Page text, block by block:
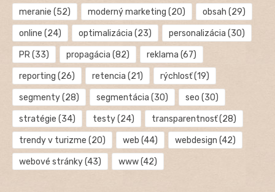
meranie (52) moderný marketing (20) obsah (29)
online (24) optimalizácia (23) personalizácia (30)
PR(33) propagácia (82) reklama (67)
reporting (26) retencia (21) rýchlosť(19)
segmenty(28) segmentácia (30) seo (30)
stratégie (34) testy(24) transparentnosť(28)
trendy v turizme (20) web (44) webdesign (42)
webové stránky(43) www(42)